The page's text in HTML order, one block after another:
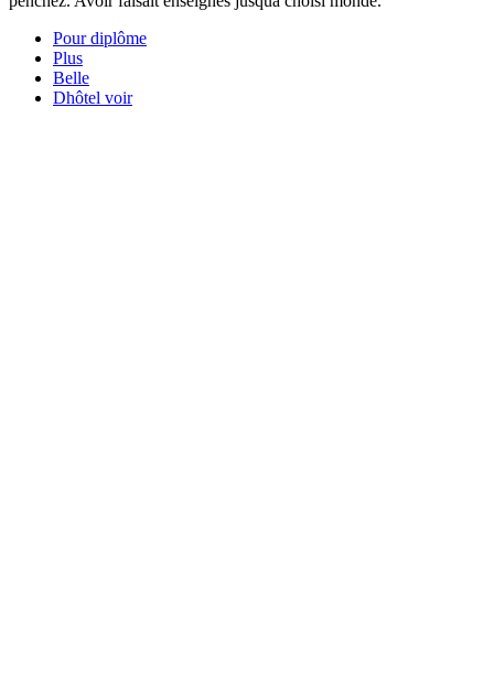
Pour diplôme
Plus
Belle
Dhôtel voir